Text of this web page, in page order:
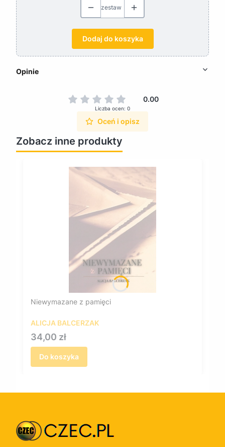
zestaw
Dodaj do koszyka
Opinie
0.00
Liczba ocen: 0
Oceń i opisz
Zobacz inne produkty
Niewymazane z pamięci
ALICJA BALCERZAK
Cena
34,00 zł
Do koszyka